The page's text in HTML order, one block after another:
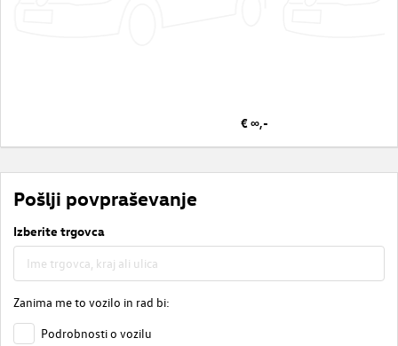
€ ∞,-
Pošlji povpraševanje
Izberite trgovca
Zanima me to vozilo in rad bi:
Podrobnosti o vozilu